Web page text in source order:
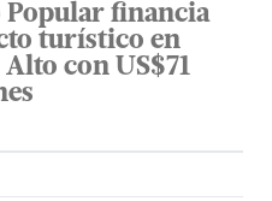
Popular financia
turístico en
con US$71